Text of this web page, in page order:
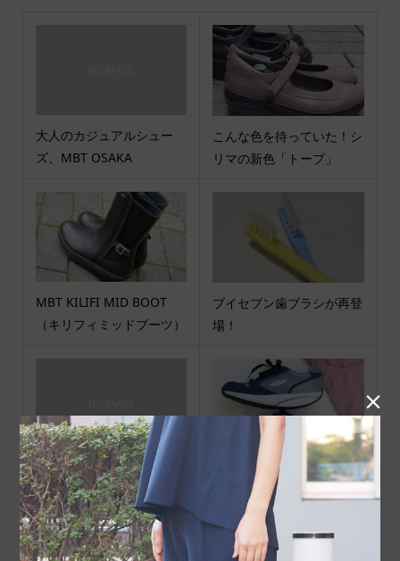
大人のカジュアルシュー
ズ、MBT OSAKA
こんな色を待っていた！シ
リマの新色「トープ」
MBT KILIFI MID BOOT
（キリフィミッドブーツ）
ブイセブン歯ブラシが再登
場！
2021年のMBT福袋（残り
わずか！）
MBT 1997 CLASSICの201
9SS新色
